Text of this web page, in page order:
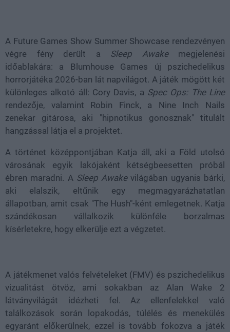
A Future Games Show Summer Showcase rendezvényen
végre fény derült a Sleep Awakemegjelenési
időablakára: a Blumhouse Games új pszichedelikus
horrorjátéka 2026-ban lát napvilágot. A játék mögött két
különleges alkotó áll: Cory Davis, a Spec Ops: The Line
rendezője, valamint Robin Finck, a Nine Inch Nails
zenekar gitárosa, aki "hipnotikus gonosznak" titulált
hangzással látja el a projektet.
A történet középpontjában Katja áll, aki a Föld utolsó
városának egyik lakójaként kétségbeesetten próbál
ébren maradni. A Sleep Awakevilágában ugyanis bárki,
aki elalszik, eltűnik egy megmagyarázhatatlan
állapotban, amit csak "The Hush"-ként emlegetnek. Katja
szándékosan vállalkozik különféle borzalmas
kísérletekre, hogy elkerülje ezt a végzetet.
A játékmenet valós felvételeket (FMV) és pszichedelikus
vizualitást ötvöz, ami sokakban az Alan Wake 2
látványvilágát idézheti fel. Az ellenfelekkel való
találkozások során lopakodás, túlélés és menekülés
egyaránt előkerülnek, ezzel is tovább fokozva a játék